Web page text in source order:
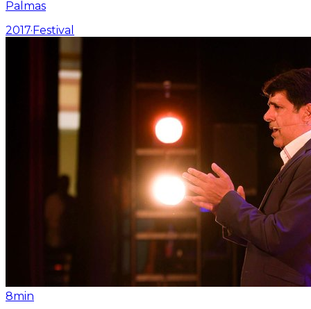
Palmas
2017· Festival
8min